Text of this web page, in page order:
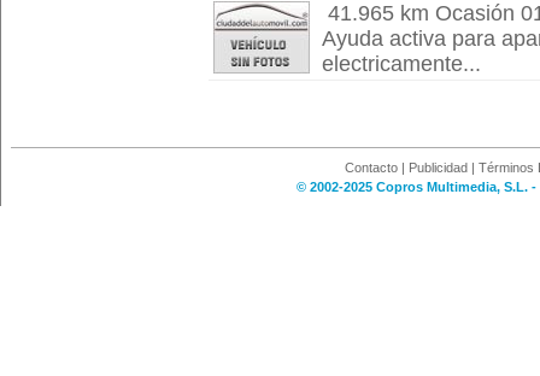
41.965 km Ocasión
Ayuda activa para
electricamente...
Contacto | Publicidad | Términos
© 2002-2025 Copros Multimedia, S.L.